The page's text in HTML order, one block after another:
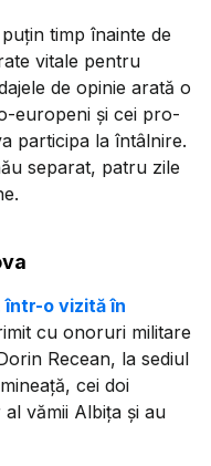
timp înainte de
vitale pentru
de opinie arată o
europeni și cei pro-
participa la întâlnire.
separat, patru zile
într-o vizită în
cu onoruri militare
Recean, la sediul
cei doi
vămii Albița și au